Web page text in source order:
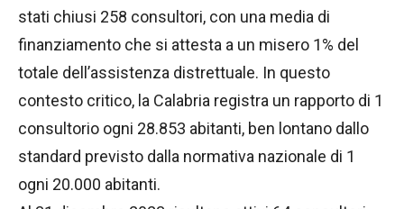
stati chiusi 258 consultori, con una media di
finanziamento che si attesta a un misero 1% del
totale dell’assistenza distrettuale. In questo
contesto critico, la Calabria registra un rapporto di 1
consultorio ogni 28.853 abitanti, ben lontano dallo
standard previsto dalla normativa nazionale di 1
ogni 20.000 abitanti.